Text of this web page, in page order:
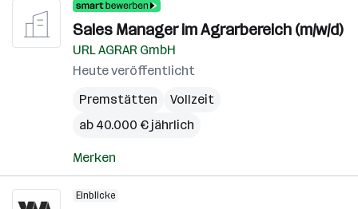
Sales Manager im Agrarbereich (m/w/d)
URL AGRAR GmbH
Heute veröffentlicht
Premstätten
Vollzeit
ab 40.000 € jährlich
Merken
Einblicke